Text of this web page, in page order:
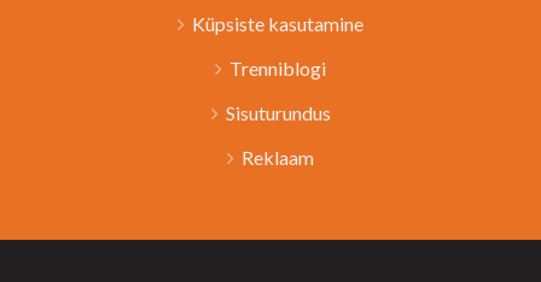
Küpsiste kasutamine
Trenniblogi
Sisuturundus
Reklaam